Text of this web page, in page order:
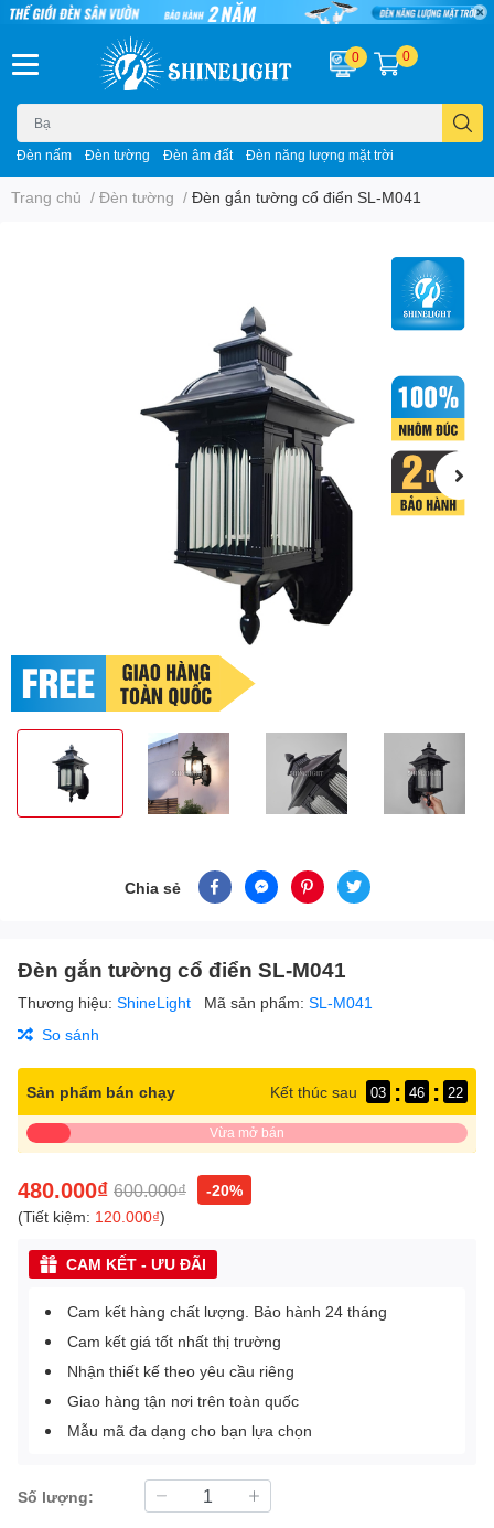
Đèn nấm Đèn tường Đèn âm đất Đèn năng lượng mặt trời
0 0
Trang chủ / Đèn tường / Đèn gắn tường cổ điển SL-M041
Chia sẻ
Đèn gắn tường cổ điển SL-M041
Thương hiệu: ShineLight Mã sản phẩm: SL-M041
So sánh
Sản phẩm bán chạy Kết thúc sau 03 : 46 : 21
Vừa mở bán
480.000₫ 600.000₫
-20%
(Tiết kiệm: 120.000₫)
CAM KẾT - ƯU ĐÃI
Cam kết hàng chất lượng. Bảo hành 24 tháng
Cam kết giá tốt nhất thị trường
Nhận thiết kế theo yêu cầu riêng
Giao hàng tận nơi trên toàn quốc
Mẫu mã đa dạng cho bạn lựa chọn
Số lượng: